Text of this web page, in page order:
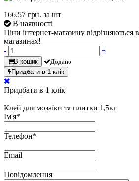
166.57 грн. за шт
В наявності
Ціни інтернет-магазину відрізняються
магазинах!
-
+
В кошик
Додано
Придбати в 1 клік
Придбати в 1 клік
Клей для мозаїки та плитки 1,5кг
Ім'я*
Телефон*
Email
Повідомлення